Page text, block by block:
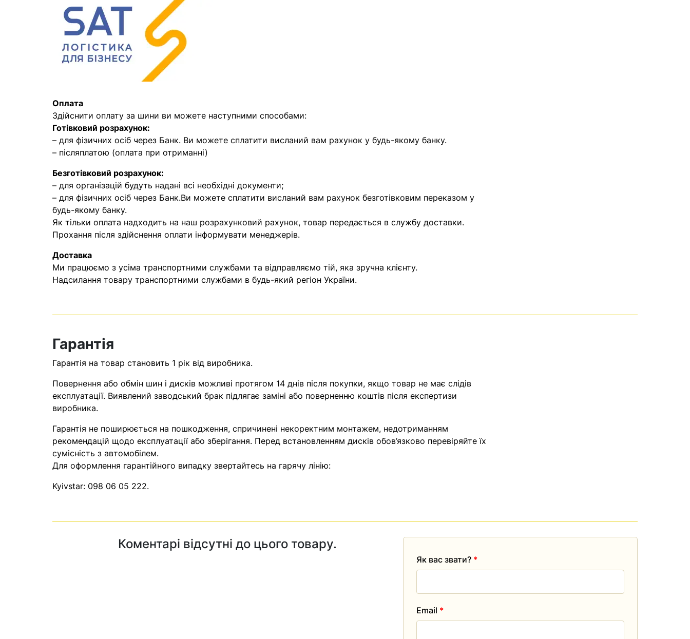
Оплата
Здійснити оплату за шини ви можете наступними способами:
Готівковий розрахунок:
– для фізичних осіб через Банк. Ви можете сплатити висланий вам рахунок у будь-якому банку.
– післяплатою (оплата при отриманні)
Безготівковий розрахунок:
– для організацій будуть надані всі необхідні документи;
– для фізичних осіб через Банк.Ви можете сплатити висланий вам рахунок безготівковим переказом у
будь-якому банку.
Як тільки оплата надходить на наш розрахунковий рахунок, товар передається в службу доставки.
Прохання після здійснення оплати інформувати менеджерів.
Доставка
Ми працюємо з усіма транспортними службами та відправляємо тій, яка зручна клієнту.
Надсилання товару транспортними службами в будь-який регіон України.
Гарантія
Гарантія на товар становить 1 рік від виробника.
Повернення або обмін шин і дисків можливі протягом 14 днів після покупки, якщо товар не має слідів
експлуатації. Виявлений заводський брак підлягає заміні або поверненню коштів після експертизи
виробника.
Гарантія не поширюється на пошкодження, спричинені некоректним монтажем, недотриманням
рекомендацій щодо експлуатації або зберігання. Перед встановленням дисків обов’язково перевіряйте їх
сумісність з автомобілем.
Для оформлення гарантійного випадку звертайтесь на гарячу лінію:
Kyivstar: 098 06 05 222.
Коментарі відсутні до цього товару.
Як вас звати? *
Email *